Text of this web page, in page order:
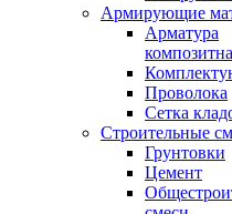
Армирующие
Арматура
Проволока
Сетка
Строительные
Грунтовки
Цемент